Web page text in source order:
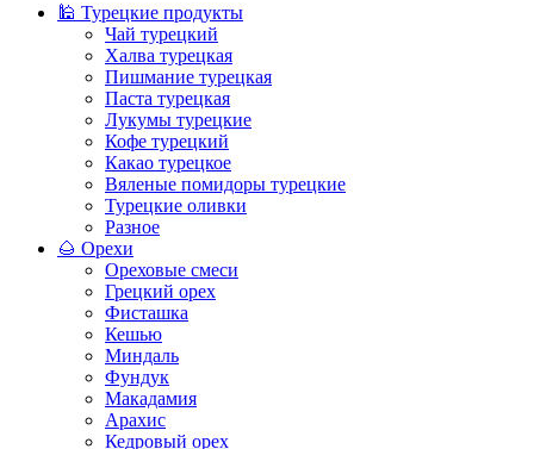
🕌 Турецкие продукты
Чай турецкий
Халва турецкая
Пишмание турецкая
Паста турецкая
Лукумы турецкие
Кофе турецкий
Какао турецкое
Вяленые помидоры турецкие
Турецкие оливки
Разное
🌰 Орехи
Ореховые смеси
Грецкий орех
Фисташка
Кешью
Миндаль
Фундук
Макадамия
Арахис
Кедровый орех